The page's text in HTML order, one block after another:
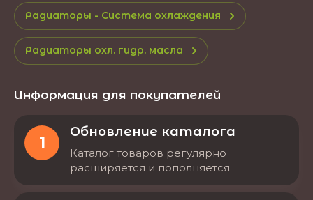
Радиаторы - Система охлаждения
Радиаторы охл. гидр. масла
Информация для покупателей
1
Обновление каталога
Каталог товаров регулярно
расширяется и пополняется